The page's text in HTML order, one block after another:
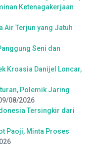
Ketenagakerjaan
Air Terjun yang Jatuh
Seni dan
Kroasia Danijel Loncar,
Polemik Jaring
08/2026
Tersingkir dari
Paoji, Minta Proses